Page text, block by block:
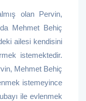
olan Pervin,
Mehmet Behiç
ailesi kendisini
istemektedir.
Mehmet Behiç
istemeyince
ile evlenmek